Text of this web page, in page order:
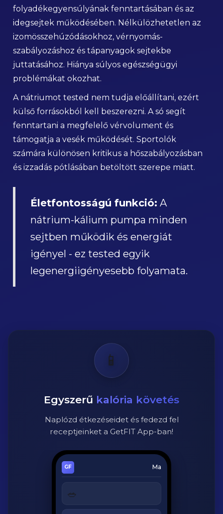
folyadékegyensúlyának fenntartásában és az
idegsejtek működésében. Nélkülözhetetlen az
izomösszehúzódásokhoz, vérnyomás-
szabályozáshoz és tápanyagok sejtekbe
juttatásához. Hiánya súlyos egészségügyi
problémákat okozhat.
A nátriumot tested nem tudja előállítani, ezért
külső forrásokból kell beszerezni. A só segít
fenntartani a megfelelő vérvolument és
támogatja a vesék működését. Sportolók
számára különösen kritikus a hőszabályozásban
és izzadás pótlásában betöltött szerepe miatt.
Életfontosságú funkció: A
nátrium-kálium pumpa minden
sejtben működik és energiát
igényel - ez tested egyik
legenergiigényesebb folyamata.
📱
Egyszerű kalória követés
Naplózd étkezéseidet és fedezd fel
receptjeinket a GetFIT App-ban!
Ma
🥗